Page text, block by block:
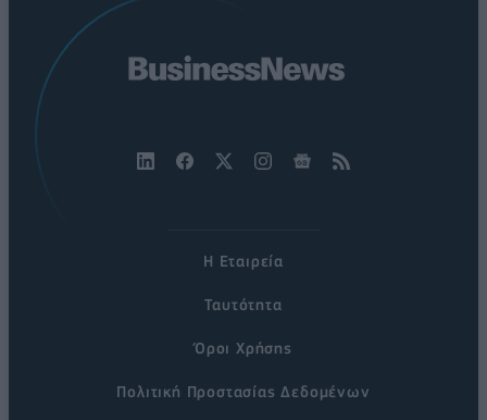
Η Εταιρεία
Ταυτότητα
Όροι Χρήσης
Πολιτική Προστασίας Δεδομένων